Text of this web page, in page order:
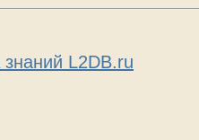
L2DB.ru